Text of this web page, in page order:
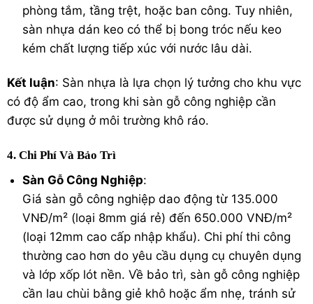
phòng tắm, tầng trệt, hoặc ban công. Tuy nhiên,
sàn nhựa dán keo có thể bị bong tróc nếu keo
kém chất lượng tiếp xúc với nước lâu dài.
Kết luận: Sàn nhựa là lựa chọn lý tưởng cho khu vực
có độ ẩm cao, trong khi sàn gỗ công nghiệp cần
được sử dụng ở môi trường khô ráo.
4. Chi Phí Và Bảo Trì
Sàn Gỗ Công Nghiệp:
Giá sàn gỗ công nghiệp dao động từ 135.000
VNĐ/m² (loại 8mm giá rẻ) đến 650.000 VNĐ/m²
(loại 12mm cao cấp nhập khẩu). Chi phí thi công
thường cao hơn do yêu cầu dụng cụ chuyên dụng
và lớp xốp lót nền. Về bảo trì, sàn gỗ công nghiệp
cần lau chùi bằng giẻ khô hoặc ẩm nhẹ, tránh sử